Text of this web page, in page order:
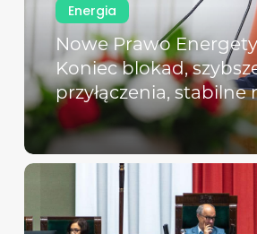
Energia
Nowe Prawo
Koniec blokad,
przyłączenia, stabilne